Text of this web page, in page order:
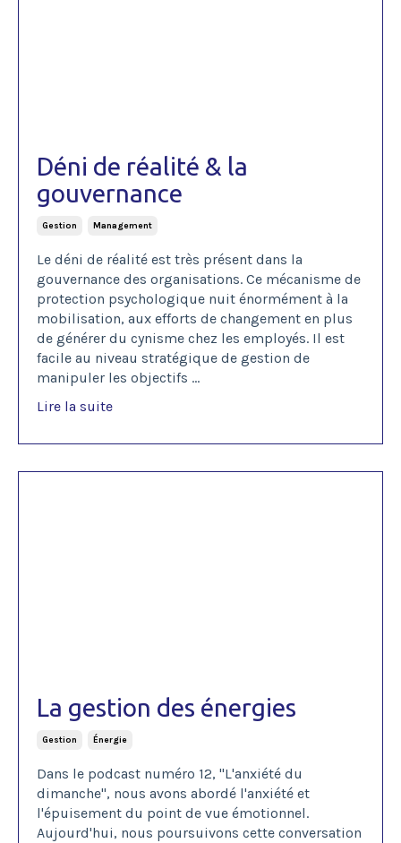
Déni de réalité & la
gouvernance
Gestion Management
Le déni de réalité est très présent dans la
gouvernance des organisations. Ce mécanisme de
protection psychologique nuit énormément à la
mobilisation, aux efforts de changement en plus
de générer du cynisme chez les employés. Il est
facile au niveau stratégique de gestion de
manipuler les objectifs ...
Lire la suite
La gestion des énergies
Gestion Énergie
Dans le podcast numéro 12, "L'anxiété du
dimanche", nous avons abordé l'anxiété et
l'épuisement du point de vue émotionnel.
Aujourd'hui, nous poursuivons cette conversation